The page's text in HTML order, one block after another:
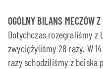
OGÓLNY BILANS MECZÓW
Dotychczas rozegraliśmy z
zwyciężyliśmy 28 razy. W
razy schodziliśmy z boiska